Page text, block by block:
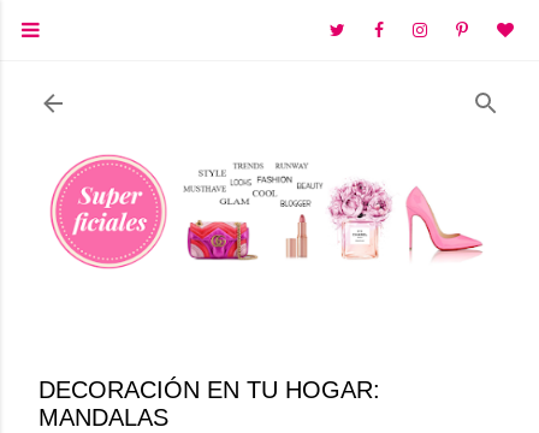
Ir al contenido principal
DECORACIÓN EN TU HOGAR:
MANDALAS